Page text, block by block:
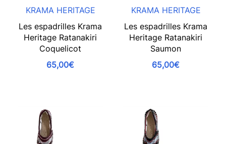
KRAMA HERITAGE
Les espadrilles Krama
Heritage Ratanakiri
Coquelicot
65,00€
KRAMA HERITAGE
Les espadrilles Krama
Heritage Ratanakiri
Saumon
65,00€